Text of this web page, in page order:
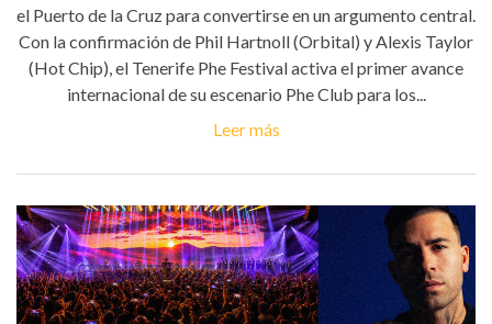
el Puerto de la Cruz para convertirse en un argumento central.
Con la confirmación de Phil Hartnoll (Orbital) y Alexis Taylor
(Hot Chip), el Tenerife Phe Festival activa el primer avance
internacional de su escenario Phe Club para los...
Leer más